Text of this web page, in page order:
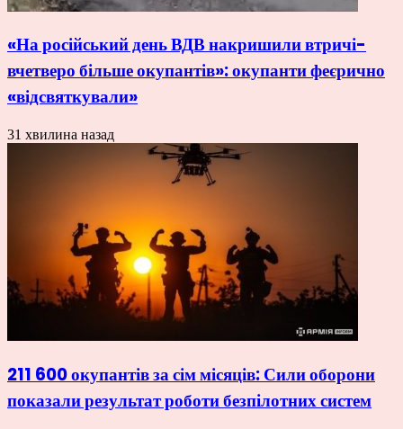
«На російський день ВДВ накришили втричі-
вчетверо більше окупантів»: окупанти феєрично
«відсвяткували»
31 хвилина назад
211 600 окупантів за сім місяців: Сили оборони
показали результат роботи безпілотних систем